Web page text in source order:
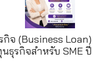
กิจ (Business
ธุรกิจสำหรับ SME